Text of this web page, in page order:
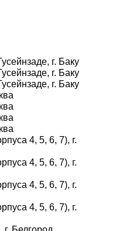
г. Баку
г. Баку
г. Баку
4, 5, 6, 7), г.
4, 5, 6, 7), г.
4, 5, 6, 7), г.
4, 5, 6, 7), г.